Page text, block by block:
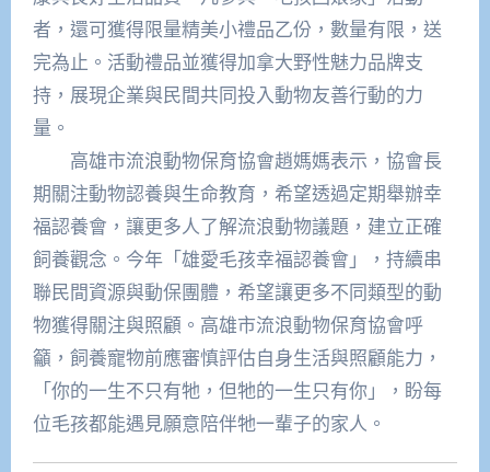
者，還可獲得限量精美小禮品乙份，數量有限，送
完為止。活動禮品並獲得加拿大野性魅力品牌支
持，展現企業與民間共同投入動物友善行動的力
量。
高雄市流浪動物保育協會趙媽媽表示，協會長
期關注動物認養與生命教育，希望透過定期舉辦幸
福認養會，讓更多人了解流浪動物議題，建立正確
飼養觀念。今年「雄愛毛孩幸福認養會」，持續串
聯民間資源與動保團體，希望讓更多不同類型的動
物獲得關注與照顧。高雄市流浪動物保育協會呼
籲，飼養寵物前應審慎評估自身生活與照顧能力，
「你的一生不只有牠，但牠的一生只有你」，盼每
位毛孩都能遇見願意陪伴牠一輩子的家人。